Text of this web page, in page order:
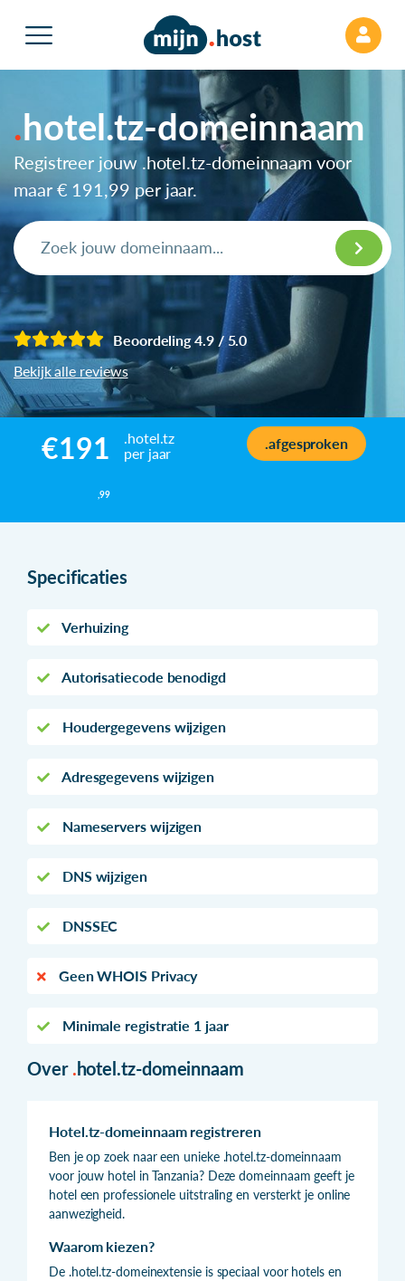
hotel.tz-domeinnaam
Registreer jouw .hotel.tz-domeinnaam voor
maar € 191,99 per jaar.
Beoordeling 4.9 / 5.0
Bekijk alle reviews
€191
,99
.hotel.tz
per jaar
.afgesproken
Specificaties
Verhuizing
Autorisatiecode benodigd
Houdergegevens wijzigen
Adresgegevens wijzigen
Nameservers wijzigen
DNS wijzigen
DNSSEC
Geen WHOIS Privacy
Minimale registratie 1 jaar
Over .hotel.tz-domeinnaam
Hotel.tz-domeinnaam registreren
Ben je op zoek naar een unieke .hotel.tz-domeinnaam
voor jouw hotel in Tanzania? Deze domeinnaam geeft je
hotel een professionele uitstraling en versterkt je online
aanwezigheid.
Waarom kiezen?
De .hotel.tz-domeinextensie is speciaal voor hotels en